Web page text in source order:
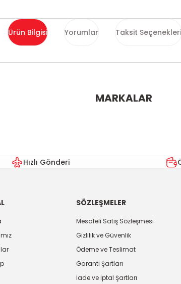
Ürün Bilgisi Yorumlar Taksit Seçenekleri
Bu ürüne ilk yorumu siz yapın!
MARKALAR
Hızlı Gönderi
SÖZLEŞMELER
Mesafeli Satış Sözleşmesi
Gizlilik ve Güvenlik
Ödeme ve Teslimat
Garanti Şartları
İade ve İptal Şartları